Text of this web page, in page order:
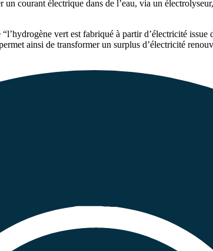
courant électrique dans de l’eau, via un
vert est fabriqué à partir d’électricité issue
ainsi de transformer un surplus d’électricité